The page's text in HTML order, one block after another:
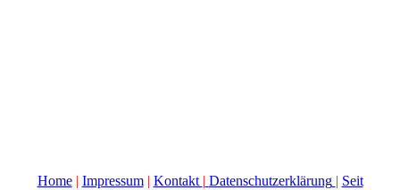
Home| Impressum| Kontakt | Datenschutzerklärung | Seit